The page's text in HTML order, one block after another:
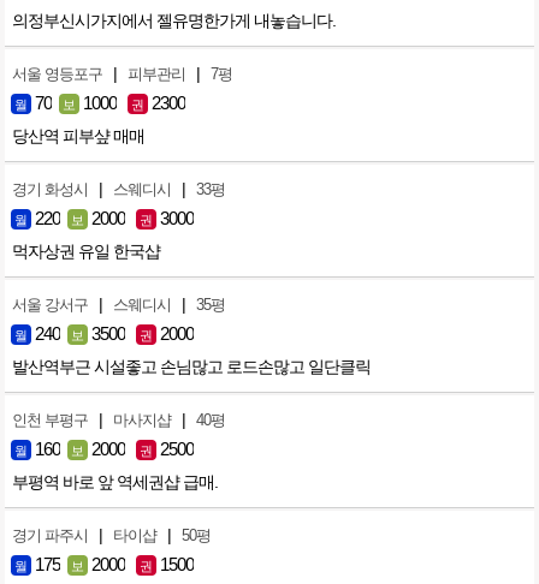
의정부신시가지에서 젤유명한가게 내놓습니다.
서울 영등포구 | 피부관리 | 7평
월 70 보 1000 권 2300
당산역 피부샾 매매
경기 화성시 | 스웨디시 | 33평
월 220 보 2000 권 3000
먹자상권 유일 한국샵
서울 강서구 | 스웨디시 | 35평
월 240 보 3500 권 2000
발산역부근 시설좋고 손님많고 로드손많고 일단클릭
인천 부평구 | 마사지샵 | 40평
월 160 보 2000 권 2500
부평역 바로 앞 역세권샵 급매.
경기 파주시 | 타이샵 | 50평
월 175 보 2000 권 1500